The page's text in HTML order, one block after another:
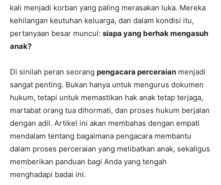
kali menjadi korban yang paling merasakan luka. Mereka
kehilangan keutuhan keluarga, dan dalam kondisi itu,
pertanyaan besar muncul: siapa yang berhak mengasuh
anak?
Di sinilah peran seorang pengacara perceraian menjadi
sangat penting. Bukan hanya untuk mengurus dokumen
hukum, tetapi untuk memastikan hak anak tetap terjaga,
martabat orang tua dihormati, dan proses hukum berjalan
dengan adil. Artikel ini akan membahas dengan empati
mendalam tentang bagaimana pengacara membantu
dalam proses perceraian yang melibatkan anak, sekaligus
memberikan panduan bagi Anda yang tengah
menghadapi badai ini.